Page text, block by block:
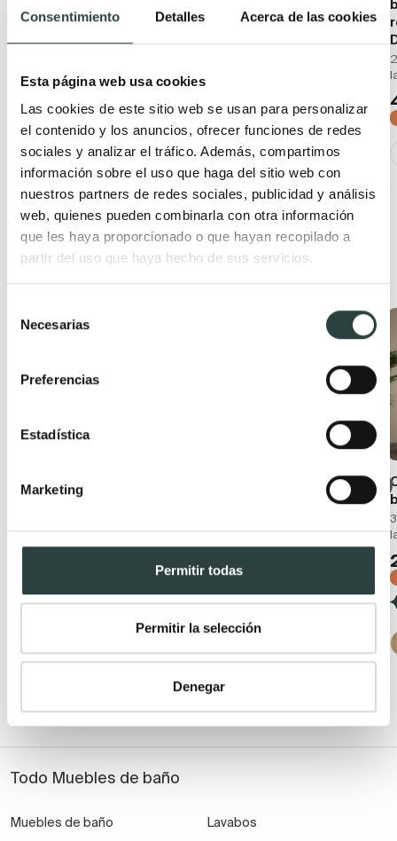
Consentimiento Detalles Acerca de las cookies
Esta página web usa cookies
Las cookies de este sitio web se usan para personalizar
el contenido y los anuncios, ofrecer funciones de redes
sociales y analizar el tráfico. Además, compartimos
información sobre el uso que haga del sitio web con
nuestros partners de redes sociales, publicidad y análisis
web, quienes pueden combinarla con otra información
que les haya proporcionado o que hayan recopilado a
partir del uso que haya hecho de sus servicios.
Necesarias
Preferencias
Estadística
Marketing
Permitir todas
Permitir la selección
Denegar
reducido 39 cm Avila
Dos Paris
con patas, lavabo Plus de
cerámica
538,07€664,29€
−19%
+ 1
3 cajones suspendido con
(2)
+ 1
Productos relacionados
Oferta
Conjunto mueble de
baño moderno
199,43€297,66€
(57)
Mueble de baño con
encimera de madera
229,56€
−32%
Todo Muebles de baño
Muebles de baño
Lavabos